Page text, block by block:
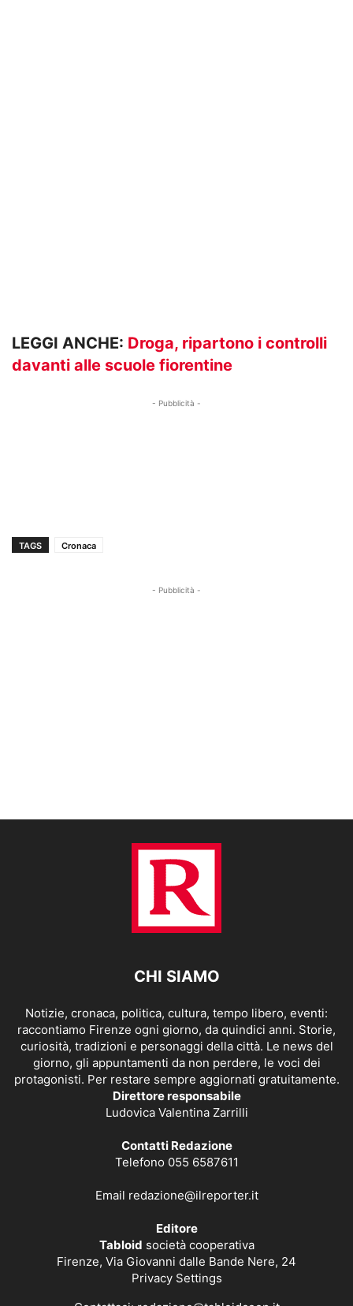
LEGGI ANCHE: Droga, ripartono i controlli
davanti alle scuole fiorentine
- Pubblicità -
TAGS Cronaca
- Pubblicità -
CHI SIAMO
Notizie, cronaca, politica, cultura, tempo libero, eventi:
raccontiamo Firenze ogni giorno, da quindici anni. Storie,
curiosità, tradizioni e personaggi della città. Le news del
giorno, gli appuntamenti da non perdere, le voci dei
protagonisti. Per restare sempre aggiornati gratuitamente.
Direttore responsabile
Ludovica Valentina Zarrilli
Contatti Redazione
Telefono 055 6587611
Email redazione@ilreporter.it
Editore
Tabloid società cooperativa
Firenze, Via Giovanni dalle Bande Nere, 24
Privacy Settings